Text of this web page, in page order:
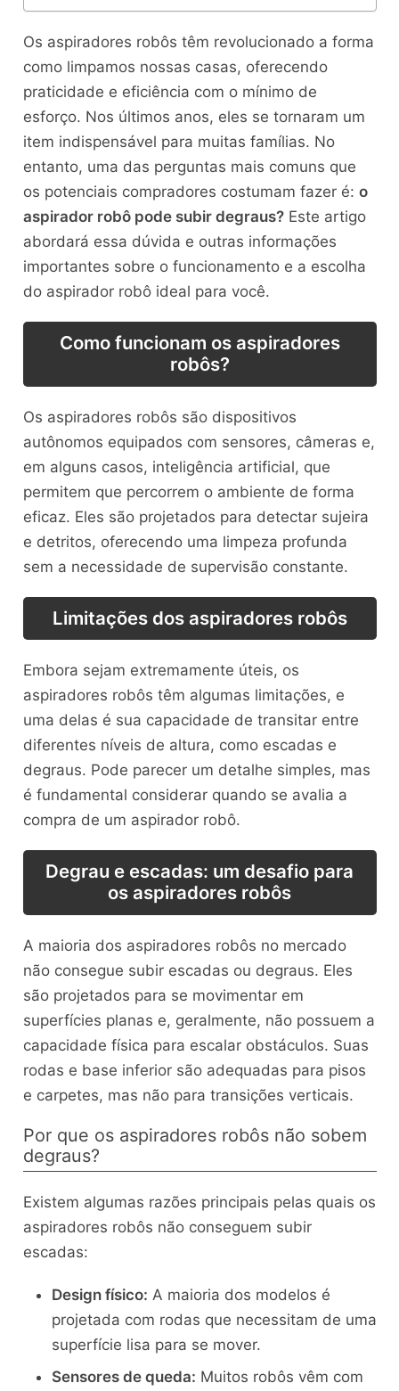
Os aspiradores robôs têm revolucionado a forma
como limpamos nossas casas, oferecendo
praticidade e eficiência com o mínimo de
esforço. Nos últimos anos, eles se tornaram um
item indispensável para muitas famílias. No
entanto, uma das perguntas mais comuns que
os potenciais compradores costumam fazer é: o
aspirador robô pode subir degraus?Este artigo
abordará essa dúvida e outras informações
importantes sobre o funcionamento e a escolha
do aspirador robô ideal para você.
Como funcionam os aspiradores
robôs?
Os aspiradores robôs são dispositivos
autônomos equipados com sensores, câmeras e,
em alguns casos, inteligência artificial, que
permitem que percorrem o ambiente de forma
eficaz. Eles são projetados para detectar sujeira
e detritos, oferecendo uma limpeza profunda
sem a necessidade de supervisão constante.
Limitações dos aspiradores robôs
Embora sejam extremamente úteis, os
aspiradores robôs têm algumas limitações, e
uma delas é sua capacidade de transitar entre
diferentes níveis de altura, como escadas e
degraus. Pode parecer um detalhe simples, mas
é fundamental considerar quando se avalia a
compra de um aspirador robô.
Degrau e escadas: um desafio para
os aspiradores robôs
A maioria dos aspiradores robôs no mercado
não consegue subir escadas ou degraus. Eles
são projetados para se movimentar em
superfícies planas e, geralmente, não possuem a
capacidade física para escalar obstáculos. Suas
rodas e base inferior são adequadas para pisos
e carpetes, mas não para transições verticais.
Por que os aspiradores robôs não sobem
degraus?
Existem algumas razões principais pelas quais os
aspiradores robôs não conseguem subir
escadas:
Design físico: A maioria dos modelos é
projetada com rodas que necessitam de uma
superfície lisa para se mover.
Sensores de queda: Muitos robôs vêm com